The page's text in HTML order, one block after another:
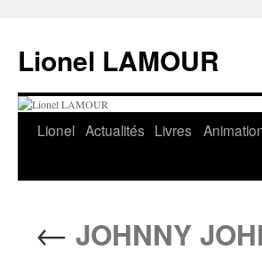
contenu
Lionel LAMOUR
Lionel Actualités Livres
← JOHNNY